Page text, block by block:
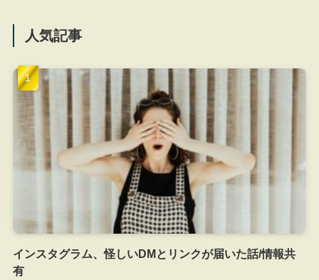
人気記事
インスタグラム、怪しいDMとリンクが届いた話/情報共
有